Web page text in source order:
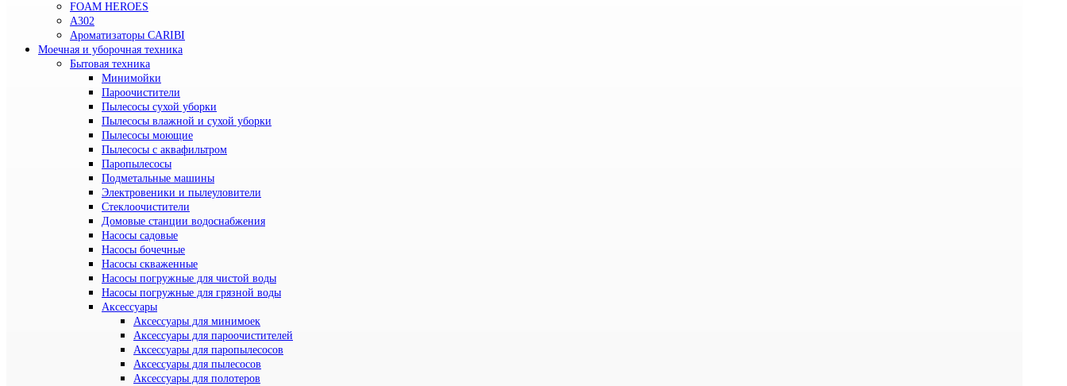
FOAM HEROES
A302
Ароматизаторы CARIBI
Моечная и уборочная техника
Бытовая техника
Минимойки
Пароочистители
Пылесосы сухой уборки
Пылесосы влажной и сухой уборки
Пылесосы моющие
Пылесосы с аквафильтром
Паропылесосы
Подметальные машины
Электровеники и пылеуловители
Стеклоочистители
Домовые станции водоснабжения
Насосы садовые
Насосы бочечные
Насосы скваженные
Насосы погружные для чистой воды
Насосы погружные для грязной воды
Аксессуары
Аксессуары для минимоек
Аксессуары для пароочистителей
Аксессуары для паропылесосов
Аксессуары для пылесосов
Аксессуары для полотеров